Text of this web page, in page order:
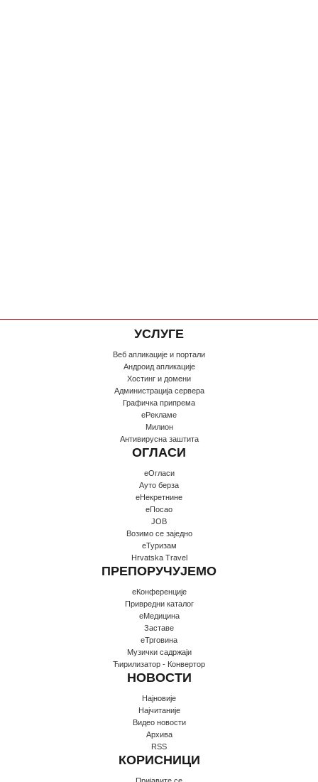
УСЛУГЕ
Веб апликације и портали
Андроид апликације
Хостинг и домени
Администрација сервера
Графичка припрема
еРекламе
Милион
Антивирусна заштита
ОГЛАСИ
еОгласи
Ауто берза
еНекретнине
еПосао
JOB
Возимо се заједно
еТуризам
Hrvatska Travel
ПРЕПОРУЧУЈЕМО
еКонференције
Привредни каталог
еМедицина
Заставе
еТрговина
Музички садржаји
Ћирилизатор - Конвертор
НОВОСТИ
Најновије
Најчитаније
Видео новости
Архива
RSS
КОРИСНИЦИ